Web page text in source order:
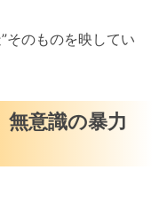
そのものを映してい
無意識の暴力